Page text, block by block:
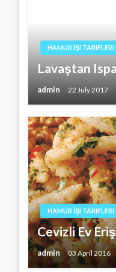
HAMUR İŞI TARIFLERI
Lavaştan
admin 22 July 2017
HAMUR İŞI TARIFLERI
Cevizli Ev
admin 03 April 2016